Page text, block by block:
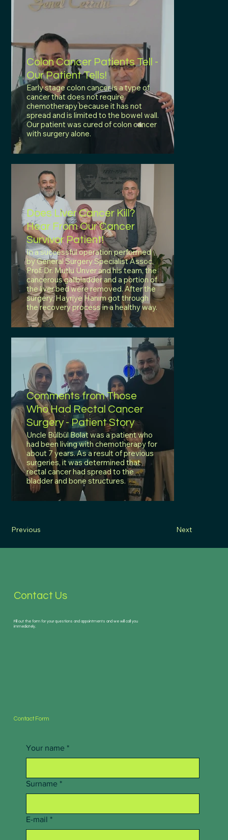
Colon Cancer Patients Tell -
Our Patient Tells!
Early stage colon cancer is a type of
cancer that does not require
chemotherapy because it has not
spread and is limited to the bowel wall.
Our patient was cured of colon cancer
with surgery alone.
Does Liver Cancer Kill?
Hear From Our Cancer
Survivor Patient!
In a successful operation performed
by General Surgery Specialist Assoc.
Prof. Dr. Mutlu Ünver and his team, the
cancerous gallbladder and a portion of
the liver bed were removed. After the
surgery, Hayriye Hanım got through
the recovery process in a healthy way.
Comments from Those
Who Had Rectal Cancer
Surgery - Patient Story
Uncle Bülbül Bolat was a patient who
had been living with chemotherapy for
about 7 years. As a result of previous
surgeries, it was determined that
rectal cancer had spread to the
bladder and bone structures.
Next
Previous
Contact Us
Fill out the form for your questions and appointments and we will call you
immediately.
Contact Form
Your name *
Surname *
E-mail *